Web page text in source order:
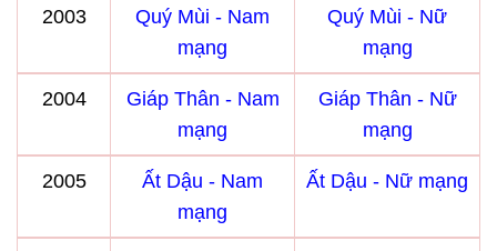
2003
Quý Mùi - Nam
mạng
Quý Mùi - Nữ
mạng
2004
Giáp Thân - Nam
mạng
Giáp Thân - Nữ
mạng
2005
Ất Dậu - Nam
mạng
Ất Dậu - Nữ mạng